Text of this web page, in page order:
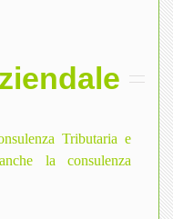
Tributaria e
la consulenza